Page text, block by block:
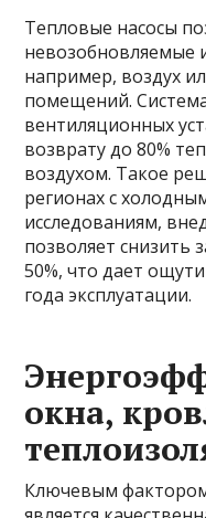
Тепловые насосы
невозобновляемые
например, воздух
помещений.
вентиляционных
возврату до 80%
воздухом. Такое
регионах с
исследованиям,
позволяет снизить
50%, что дает
года эксплуатации.
окна,
Ключевым фактором